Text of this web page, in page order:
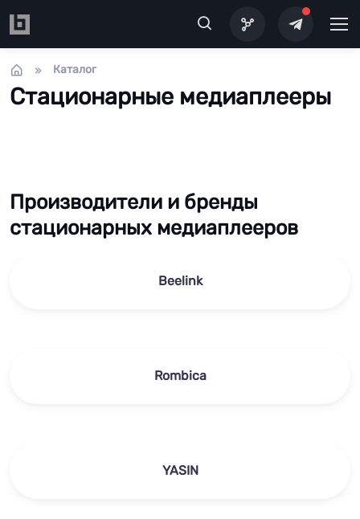
Каталог
Стационарные медиаплееры
Производители и бренды
стационарных медиаплееров
Beelink
Rombica
YASIN